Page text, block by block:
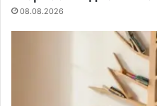
08.08.2026